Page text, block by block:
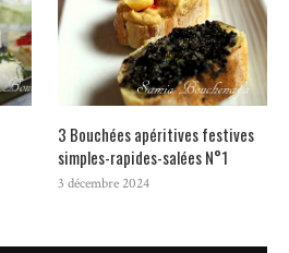
3 Bouchées apéritives festives
simples-rapides-salées N°1
3 décembre 2024